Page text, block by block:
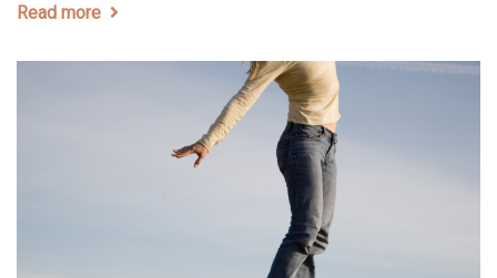
Read more